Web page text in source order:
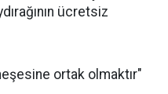
ücretsiz
ortak olmaktır"